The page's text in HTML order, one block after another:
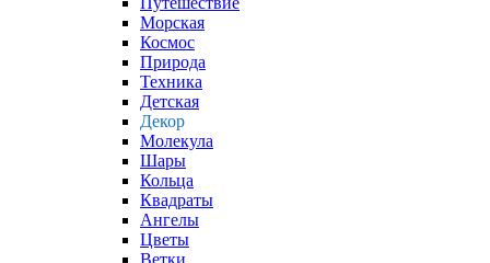
Морская
Космос
Природа
Техника
Детская
Декор
Молекула
Шары
Кольца
Квадраты
Ангелы
Цветы
Ветки